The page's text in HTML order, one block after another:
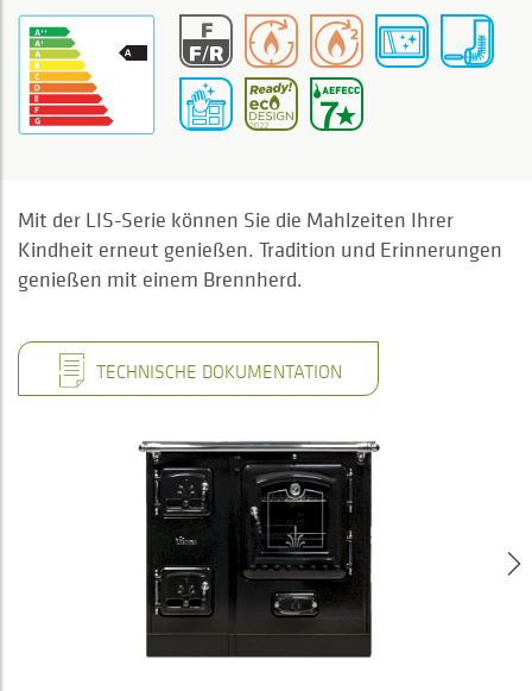
Mit der LIS-Serie können Sie die Mahlzeiten Ihrer
Kindheit erneut genießen. Tradition und Erinnerungen
genießen mit einem Brennherd.
TECHNISCHE DOKUMENTATION